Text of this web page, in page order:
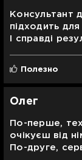
Консультант
підходить
І справді
Полезно
Олег
По-перше,
очікуєш від
По-друге,